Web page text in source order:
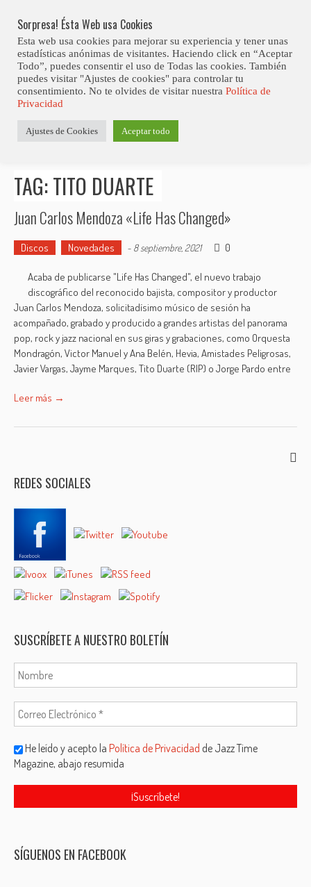
content
Club Contest.
Posts tagged "Tito Duarte"
TAG: TITO DUARTE
Juan Carlos Mendoza «Life Has Changed»
Discos Novedades - 8 septiembre, 2021 0
Acaba de publicarse "Life Has Changed", el nuevo trabajo
discográfico del reconocido bajista, compositor y productor
Juan Carlos Mendoza, solicitadísimo músico de sesión ha
acompañado, grabado y producido a grandes artistas del panorama
pop, rock y jazz nacional en sus giras y grabaciones, como Orquesta
Mondragón, Victor Manuel y Ana Belén, Hevia, Amistades Peligrosas,
Javier Vargas, Jayme Marques, Tito Duarte (RIP) o Jorge Pardo entre
Leer más →
REDES SOCIALES
SUSCRÍBETE A NUESTRO BOLETÍN
He leído y acepto laPolítica de Privacidad de Jazz Time
Magazine, abajo resumida
SÍGUENOS EN FACEBOOK
Sorpresa! Ésta Web usa Cookies
Esta web usa cookies para mejorar su experiencia y tener unas
estadísticas anónimas de visitantes. Haciendo click en “Aceptar
Todo”, puedes consentir el uso de Todas las cookies. También
puedes visitar "Ajustes de cookies" para controlar tu
consentimiento. No te olvides de visitar nuestra Política de
Privacidad
Ajustes de Cookies Aceptar todo